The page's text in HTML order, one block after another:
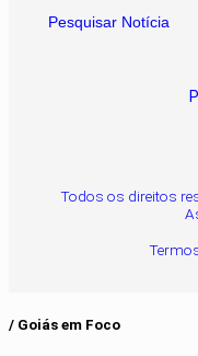
Pesquisar Notícia
Todos os direitos
/ Goiás em Foco